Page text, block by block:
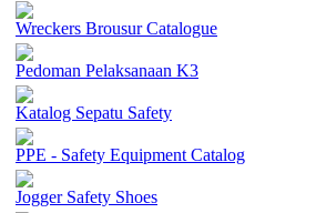
Wreckers Brousur Catalogue
Pedoman Pelaksanaan K3
Katalog Sepatu Safety
PPE - Safety Equipment Catalog
Jogger Safety Shoes